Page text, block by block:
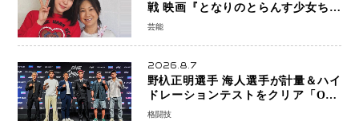
戦 映画『となりのとらんす少女ちゃ
ん』11月7日公開 未来の自分との対話
芸能
2026.8.7
野杁正明選手 海人選手が計量＆ハイ
ドレーションテストをクリア「ONE
SAMURAI 2」決戦へ万全の準備整う
格闘技